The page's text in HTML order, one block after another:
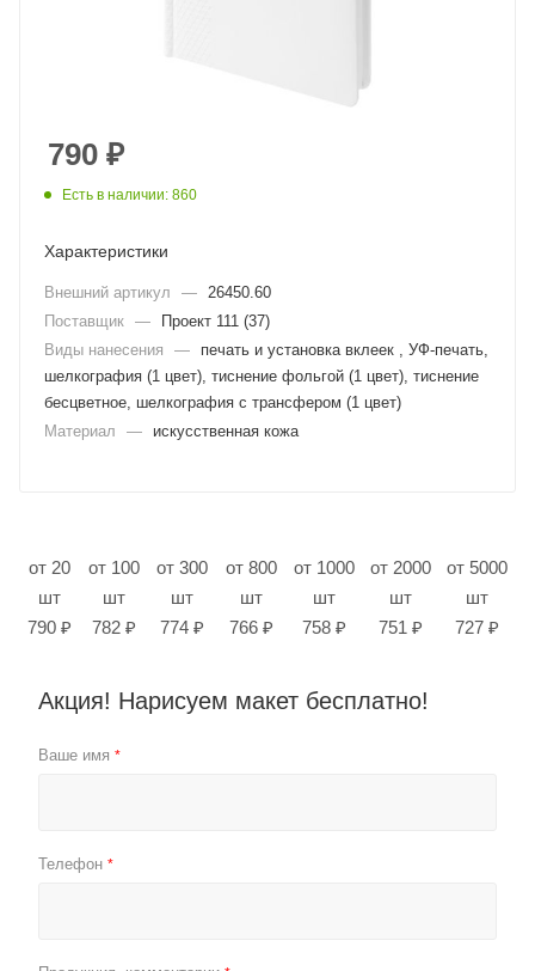
790 ₽
Есть в наличии: 860
Характеристики
Внешний артикул —
26450.60
Поставщик —
Проект 111 (37)
Виды нанесения
—
печать и установка вклеек , УФ-печать,
шелкография (1 цвет), тиснение фольгой (1 цвет), тиснение
бесцветное, шелкография с трансфером (1 цвет)
Материал
— искусственная кожа
от 20
шт
790 ₽
от 100
шт
782 ₽
от 300
шт
774 ₽
от 800
шт
766 ₽
от 1000
шт
758 ₽
от 2000
шт
751 ₽
от 5000
шт
727 ₽
Акция! Нарисуем макет бесплатно!
Ваше имя *
Телефон *